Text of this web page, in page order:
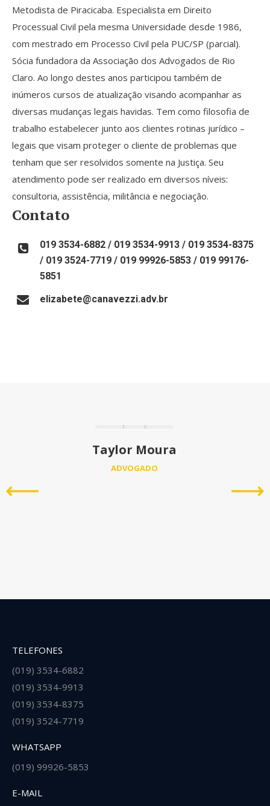
Metodista de Piracicaba. Especialista em Direito
Processual Civil pela mesma Universidade desde 1986,
com mestrado em Processo Civil pela PUC/SP (parcial).
Sócia fundadora da Associação dos Advogados de Rio
Claro. Ao longo destes anos participou também de
inúmeros cursos de atualização visando acompanhar as
diversas mudanças legais havidas. Tem como filosofia de
trabalho estabelecer junto aos clientes rotinas jurídico –
legais que visam proteger o cliente de problemas que
tenham que ser resolvidos somente na Justiça. Seu
atendimento pode ser realizado em diversos níveis:
consultoria, assistência, militância e negociação.
Contato
019 3534-6882 / 019 3534-9913 / 019 3534-8375
/ 019 3524-7719 / 019 99926-5853 / 019 99176-
5851
elizabete@canavezzi.adv.br
Taylor Moura
ADVOGADO
TELEFONES
(019) 3534-6882
(019) 3534-9913
(019) 3534-8375
(019) 3524-7719
WHATSAPP
(019) 99926-5853
E-MAIL